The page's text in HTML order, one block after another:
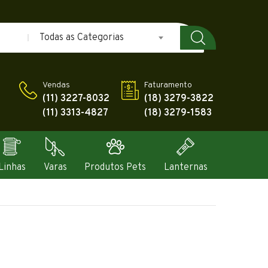
Todas as Categorias
Vendas
(11) 3227-8032
(11) 3313-4827
Faturamento
(18) 3279-3822
(18) 3279-1583
Varas Produtos Pets Lanternas